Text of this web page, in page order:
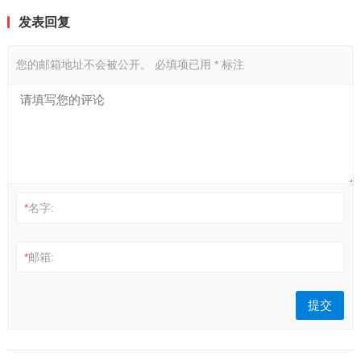
发表回复
您的邮箱地址不会被公开。 必填项已用 *标注
*名字:
*邮箱: